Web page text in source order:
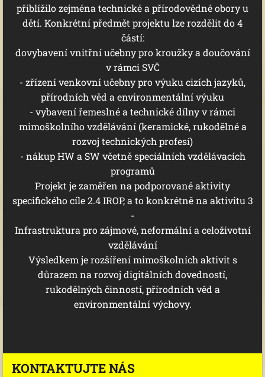
přiblížilo zejména technické a přírodovědné obory u
dětí. Konkrétní předmět projektu lze rozdělit do 4
částí:
dovybavení vnitřní učebny pro kroužky a doučování
v rámci SVČ
- zřízení venkovní učebny pro výuku cizích jazyků,
přírodních věd a environmentální výuku
- vybavení řemeslné a technické dílny v rámci
mimoškolního vzdělávání (keramické, rukodělné a
rozvoj technických profesí)
- nákup HW a SW včetně speciálních vzdělávacích
programů
Projekt je zaměřen na podporované aktivity
specifického cíle 2.4 IROP, a to konkrétně na aktivitu 3
-
Infrastruktura pro zájmové, neformální a celoživotní
vzdělávání
Výsledkem je rozšíření mimoškolních aktivit s
důrazem na rozvoj digitálních dovedností,
rukodělných činností, přírodních věd a
environmentální výchovy.
KONTAKTUJTE NÁS